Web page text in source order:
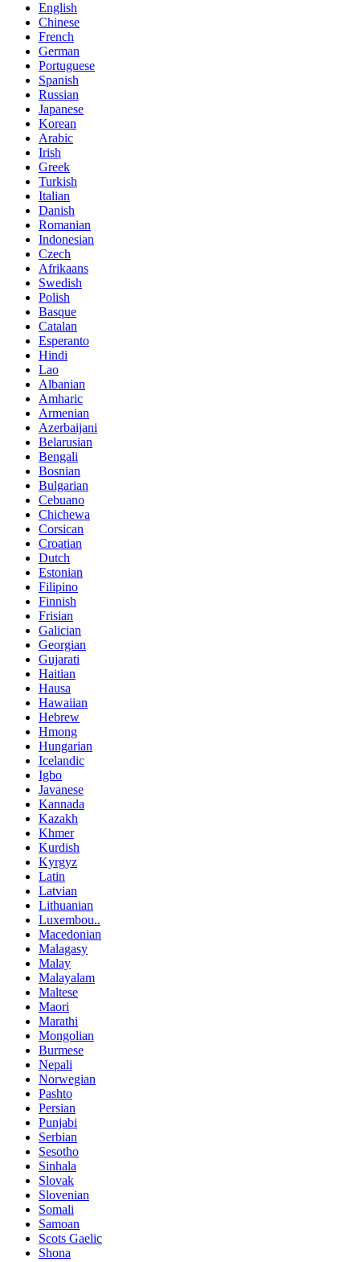
English
Chinese
French
German
Portuguese
Spanish
Russian
Japanese
Korean
Arabic
Irish
Greek
Turkish
Italian
Danish
Romanian
Indonesian
Czech
Afrikaans
Swedish
Polish
Basque
Catalan
Esperanto
Hindi
Lao
Albanian
Amharic
Armenian
Azerbaijani
Belarusian
Bengali
Bosnian
Bulgarian
Cebuano
Chichewa
Corsican
Croatian
Dutch
Estonian
Filipino
Finnish
Frisian
Galician
Georgian
Gujarati
Haitian
Hausa
Hawaiian
Hebrew
Hmong
Hungarian
Icelandic
Igbo
Javanese
Kannada
Kazakh
Khmer
Kurdish
Kyrgyz
Latin
Latvian
Lithuanian
Luxembou..
Macedonian
Malagasy
Malay
Malayalam
Maltese
Maori
Marathi
Mongolian
Burmese
Nepali
Norwegian
Pashto
Persian
Punjabi
Serbian
Sesotho
Sinhala
Slovak
Slovenian
Somali
Samoan
Scots Gaelic
Shona